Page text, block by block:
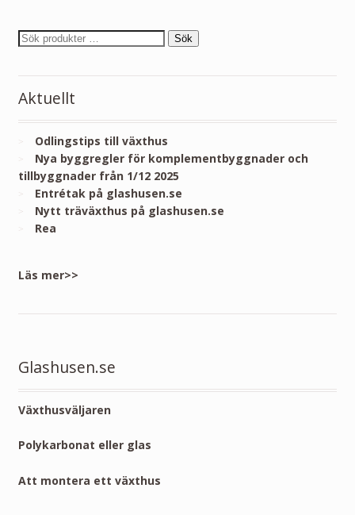
Sök
Aktuellt
Odlingstips till växthus
Nya byggregler för komplementbyggnader och
tillbyggnader från 1/12 2025
Entrétak på glashusen.se
Nytt träväxthus på glashusen.se
Rea
Läs mer>>
Glashusen.se
Växthusväljaren
Polykarbonat eller glas
Att montera ett växthus